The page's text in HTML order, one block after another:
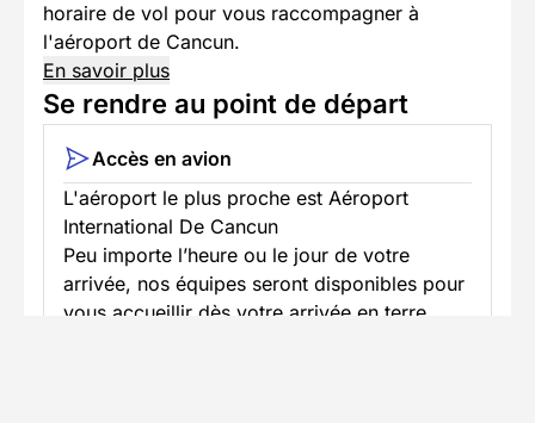
horaire de vol pour vous raccompagner à
l'aéroport de Cancun.
En savoir plus
Se rendre au point de départ
Accès en avion
L'aéroport le plus proche est Aéroport
International De Cancun
Peu importe l’heure ou le jour de votre
arrivée, nos équipes seront disponibles pour
vous accueillir dès votre arrivée en terre